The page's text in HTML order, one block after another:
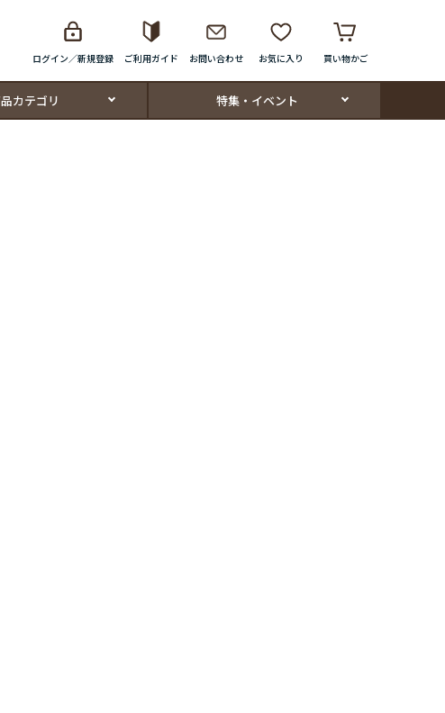
ログイン／新規登録 ご利用ガイド お問い合わせ お気に入り 買い物かご
カテゴリ 特集・イベント